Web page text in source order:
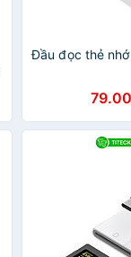
Đầu đọc thẻ